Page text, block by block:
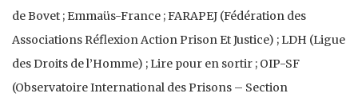
de Bovet ; Emmaüs-France ; FARAPEJ (Fédération des
Associations Réflexion Action Prison Et Justice) ; LDH (Ligue
des Droits de l’Homme) ; Lire pour en sortir ; OIP-SF
(Observatoire International des Prisons – Section